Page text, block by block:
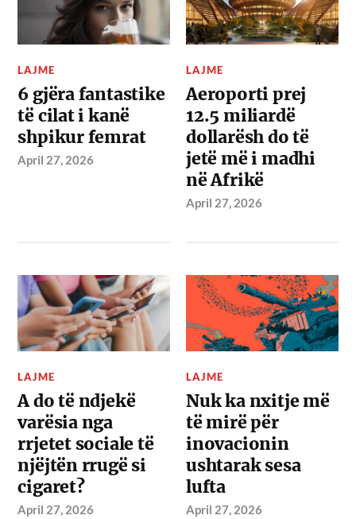
LAJME
6 gjëra fantastike
të cilat i kanë
shpikur femrat
April 27, 2026
LAJME
Aeroporti prej
12.5 miliardë
dollarësh do të
jetë më i madhi
në Afrikë
April 27, 2026
LAJME
A do të ndjekë
varësia nga
rrjetet sociale të
njëjtën rrugë si
cigaret?
April 27, 2026
LAJME
Nuk ka nxitje më
të mirë për
inovacionin
ushtarak sesa
lufta
April 27, 2026